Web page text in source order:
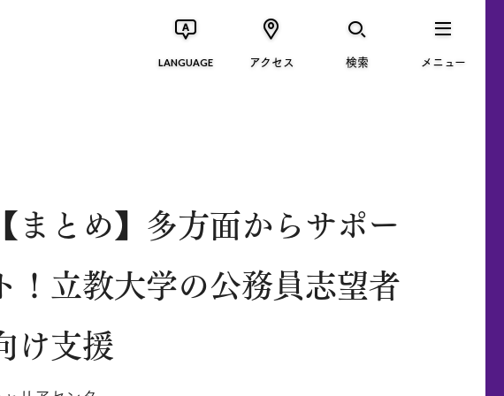
LANGUAGE アクセス 検索 メニュー
【まとめ】多方面からサポー
！立教大学の公務員志望者
け支援